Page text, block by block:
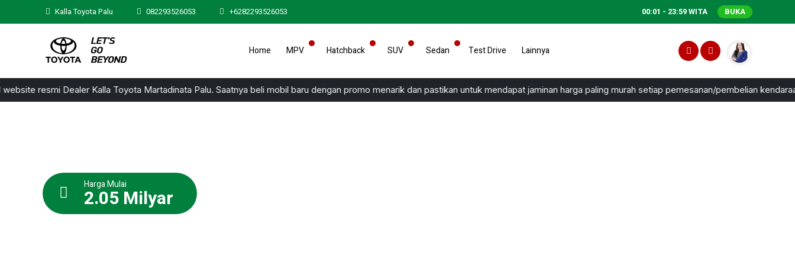
Kalla Toyota Palu 082293526053 +6282293526053 00:01 - 23:59 WITA BUKA
Home MPV Hatchback SUV Sedan Test Drive Lainnya
resmi Dealer Kalla Toyota Martadinata Palu. Saatnya beli mobil baru dengan promo menarik dan pastikan untuk mendapat jaminan harga paling murah setiap pemesanan/pembelian kendaraan
Harga Mulai
2.05 Milyar